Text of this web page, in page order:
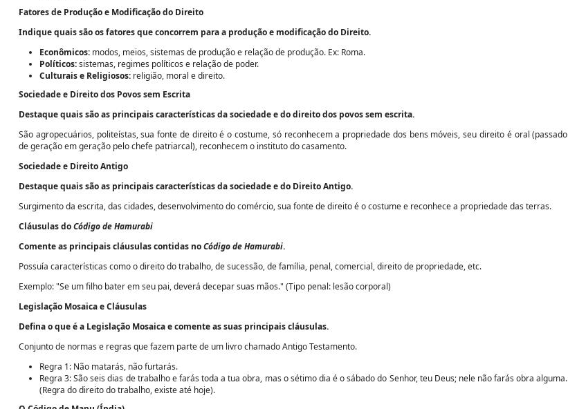
Fatores de Produção e Modificação do Direito
Indique quais são os fatores que concorrem para a produção e modificação do Direito.
Econômicos: modos, meios, sistemas de produção e relação de produção. Ex: Roma.
Políticos:sistemas, regimes políticos e relação de poder.
Culturais e Religiosos: religião, moral e direito.
Sociedade e Direito dos Povos sem Escrita
Destaque quais são as principais características da sociedade e do direito dos povos sem escrita.
São agropecuários, politeístas, sua fonte de direito é o costume, só reconhecem a propriedade dos bens móveis, seu direito é oral (passado
de geração em geração pelo chefe patriarcal), reconhecem o instituto do casamento.
Sociedade e Direito Antigo
Destaque quais são as principais características da sociedade e do Direito Antigo.
Surgimento da escrita, das cidades, desenvolvimento do comércio, sua fonte de direito é o costume e reconhece a propriedade das terras.
Cláusulas doCódigo de Hamurabi
Comente as principais cláusulas contidas noCódigo de Hamurabi.
Possuía características como o direito do trabalho, de sucessão, de família, penal, comercial, direito de propriedade, etc.
Exemplo: "Se um filho bater em seu pai, deverá decepar suas mãos." (Tipo penal: lesão corporal)
Legislação Mosaica e Cláusulas
Defina o que é a Legislação Mosaica e comente as suas principais cláusulas.
Conjunto de normas e regras que fazem parte de um livro chamado Antigo Testamento.
Regra 1: Não matarás, não furtarás.
Regra 3: São seis dias de trabalho e farás toda a tua obra, mas o sétimo dia é o sábado do Senhor, teu Deus; nele não farás obra alguma.
(Regra do direito do trabalho, existe até hoje).